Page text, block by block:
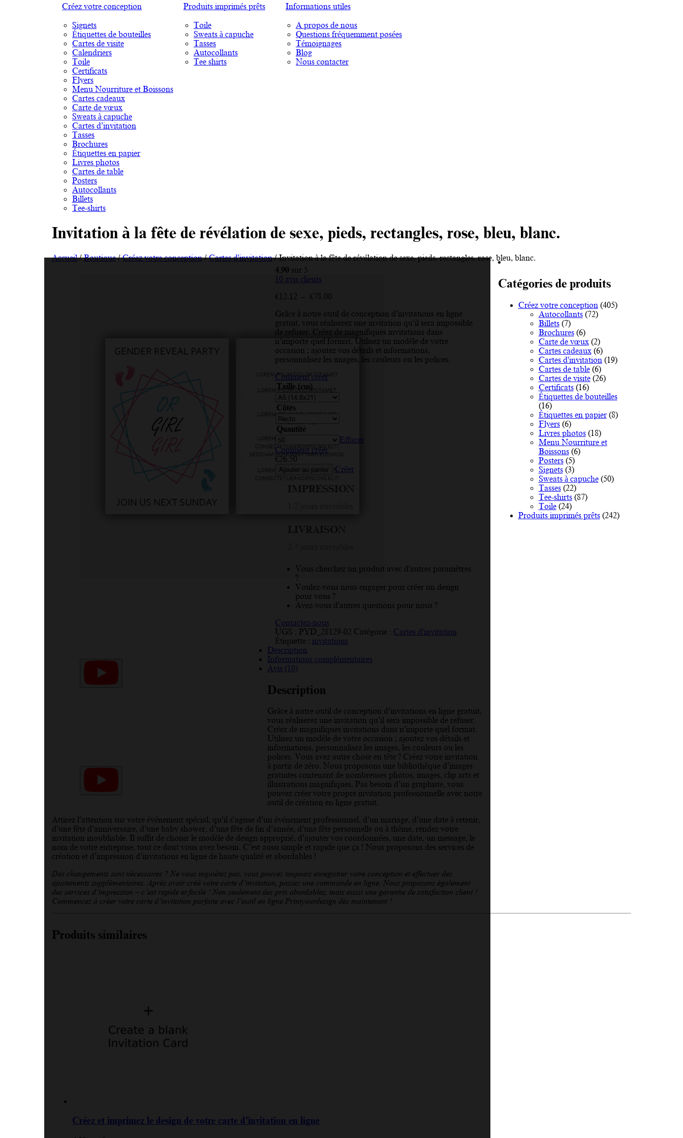
Créez votre conception
Signets
Étiquettes de bouteilles
Cartes de visite
Calendriers
Toile
Certificats
Flyers
Menu Nourriture et Boissons
Cartes cadeaux
Carte de vœux
Sweats à capuche
Cartes d’invitation
Tasses
Brochures
Étiquettes en papier
Livres photos
Cartes de table
Posters
Autocollants
Billets
Tee-shirts
Produits imprimés prêts
Toile
Sweats à capuche
Tasses
Autocollants
Tee shirts
Informations utiles
A propos de nous
Questions fréquemment posées
Témoignages
Blog
Nous contacter
Invitation à la fête de révélation de sexe, pieds, rectangles, rose, bleu, blanc.
Accueil/Boutique/Créez votre conception/Cartes d'invitation/ Invitation à la fête de révélation de sexe, pieds, rectangles, rose, bleu, blanc.
4.90 sur 5
10 avis clients
€ 12.12 – € 78.00Plage
prix :
€12.12
à
€78.00
Grâce à notre outil de conception d’invitations en ligne
gratuit, vous réaliserez une invitation qu’il sera impossible
de refuser. Créez de magnifiques invitations dans
n’importe quel format. Utilisez un modèle de votre
occasion ; ajoutez vos détails et informations,
personnalisez les images, les couleurs ou les polices.
Comment créer
Taille (cm)
Côtés
Quantité
Effacer
Comment créer
€26.50
Ajouter au panier Créer
Vous cherchez un produit avec d'autres paramètres
?
Voulez-vous nous engager pour créer un design
pour vous ?
Avez-vous d'autres questions pour nous ?
Contactez-nous
UGS : PYD_28129-02 Catégorie : Cartes d'invitation
Étiquette : invitations
Description
Informations complémentaires
Avis (10)
Description
Grâce à notre outil de conception d’invitations en ligne gratuit,
vous réaliserez une invitation qu’il sera impossible de refuser.
Créez de magnifiques invitations dans n’importe quel format.
Utilisez un modèle de votre occasion ; ajoutez vos détails et
informations, personnalisez les images, les couleurs ou les
polices. Vous avez autre chose en tête ? Créez votre invitation
à partir de zéro. Nous proposons une bibliothèque d’images
gratuites contenant de nombreuses photos, images, clip arts et
illustrations magnifiques. Pas besoin d’un graphiste, vous
pouvez créer votre propre invitation professionnelle avec notre
outil de création en ligne gratuit.
Attirez l’attention sur votre événement spécial, qu’il s’agisse d’un événement professionnel, d’un mariage, d’une date à retenir,
d’une fête d’anniversaire, d’une baby shower, d’une fête de fin d’année, d’une fête personnelle ou à thème, rendez votre
invitation inoubliable. Il suffit de choisir le modèle de design approprié, d’ajouter vos coordonnées, une date, un message, le
nom de votre entreprise, tout ce dont vous avez besoin. C’est aussi simple et rapide que ça ! Nous proposons des services de
création et d’impression d’invitations en ligne de haute qualité et abordables !
Des changements sont nécessaires ? Ne vous inquiétez pas, vous pouvez toujours enregistrer votre conception et effectuer des
ajustements supplémentaires. Après avoir créé votre carte d’invitation, passez une commande en ligne. Nous proposons également
des services d’impression – c’est rapide et facile ! Non seulement des prix abordables, mais aussi une garantie de satisfaction client !
Commencez à créer votre carte d’invitation parfaite avec l’outil en ligne Printyourdesign dès maintenant !
Produits similaires
Créez et imprimez le design de votre carte d’invitation en ligne
Catégories de produits
Créez votre conception (405)
Autocollants (72)
Billets (7)
Brochures (6)
Carte de vœux (2)
Cartes cadeaux (6)
Cartes d'invitation (19)
Cartes de table (6)
Cartes de visite (26)
Certificats (16)
Étiquettes de bouteilles
(16)
Étiquettes en papier (8)
Flyers (6)
Livres photos (18)
Menu Nourriture et
Boissons (6)
Posters (5)
Signets (3)
Sweats à capuche (50)
Tasses (22)
Tee-shirts (87)
Toile (24)
Produits imprimés prêts (242)